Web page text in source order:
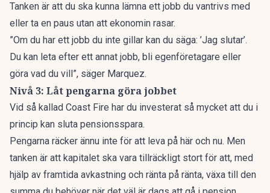
Tanken är att du ska kunna lämna ett jobb du vantrivs med
eller ta en paus utan att ekonomin rasar.
”Om du har ett jobb du inte gillar kan du säga: ’Jag slutar’.
Du kan leta efter ett annat jobb, bli egenföretagare eller
göra vad du vill”, säger Marquez.
Nivå 3: Låt pengarna göra jobbet
Vid så kallad Coast Fire har du investerat så mycket att du i
princip kan sluta pensionsspara.
Pengarna räcker ännu inte för att leva på här och nu. Men
tanken är att kapitalet ska vara tillräckligt stort för att, med
hjälp av framtida avkastning och ränta på ränta, växa till den